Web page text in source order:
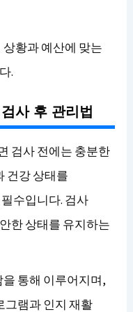
황과 예산에 맞는
.
사 후 관리법
검사 전에는 충분한
건강 상태를
수입니다. 검사
한 상태를 유지하는
통해 이루어지며,
그램과 인지 재활